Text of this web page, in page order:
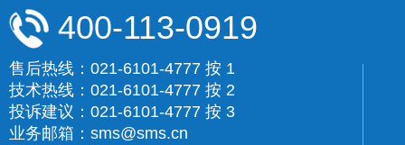
400-113-0919
售后热线：021-6101-4777 按 1
技术热线：021-6101-4777 按 2
投诉建议：021-6101-4777 按 3
业务邮箱：sms@sms.cn